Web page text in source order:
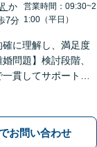
か
7分
営業時間：09:30~2
1:00（平日）
に理解し、満足度
問題】検討段階、
貫してサポート
【オンライン面談】
お問い合わせ